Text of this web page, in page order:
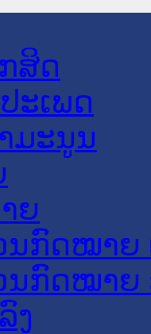
ສິດ
ະເພດ
ມະນູນ
ຍ
ນກົດໝາຍ
ນກົດໝາຍ
ງ